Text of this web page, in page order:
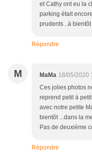
et Cathy ont eu la
parking était
prudents ..à
Répondre
M MaMa 18/05/2020
Ces jolies photos
reprend petit à
avec notre petite
bientôt ...dans la
Pas de deuxième
Répondre